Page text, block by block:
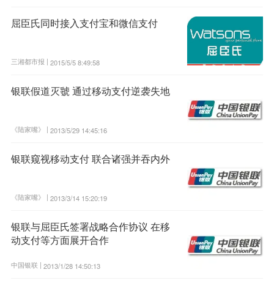
屈臣氏同时接入支付宝和微信支付
三湘都市报 | 2015/5/5 8:49:58
银联假道灭虢 通过移动支付逆袭失地
《陆家嘴》 | 2013/5/29 14:45:16
银联窥视移动支付 联合诸强并吞内外
《陆家嘴》 | 2013/3/14 15:20:19
银联与屈臣氏签署战略合作协议 在移
动支付等方面展开合作
中国银联 | 2013/1/28 14:50:13